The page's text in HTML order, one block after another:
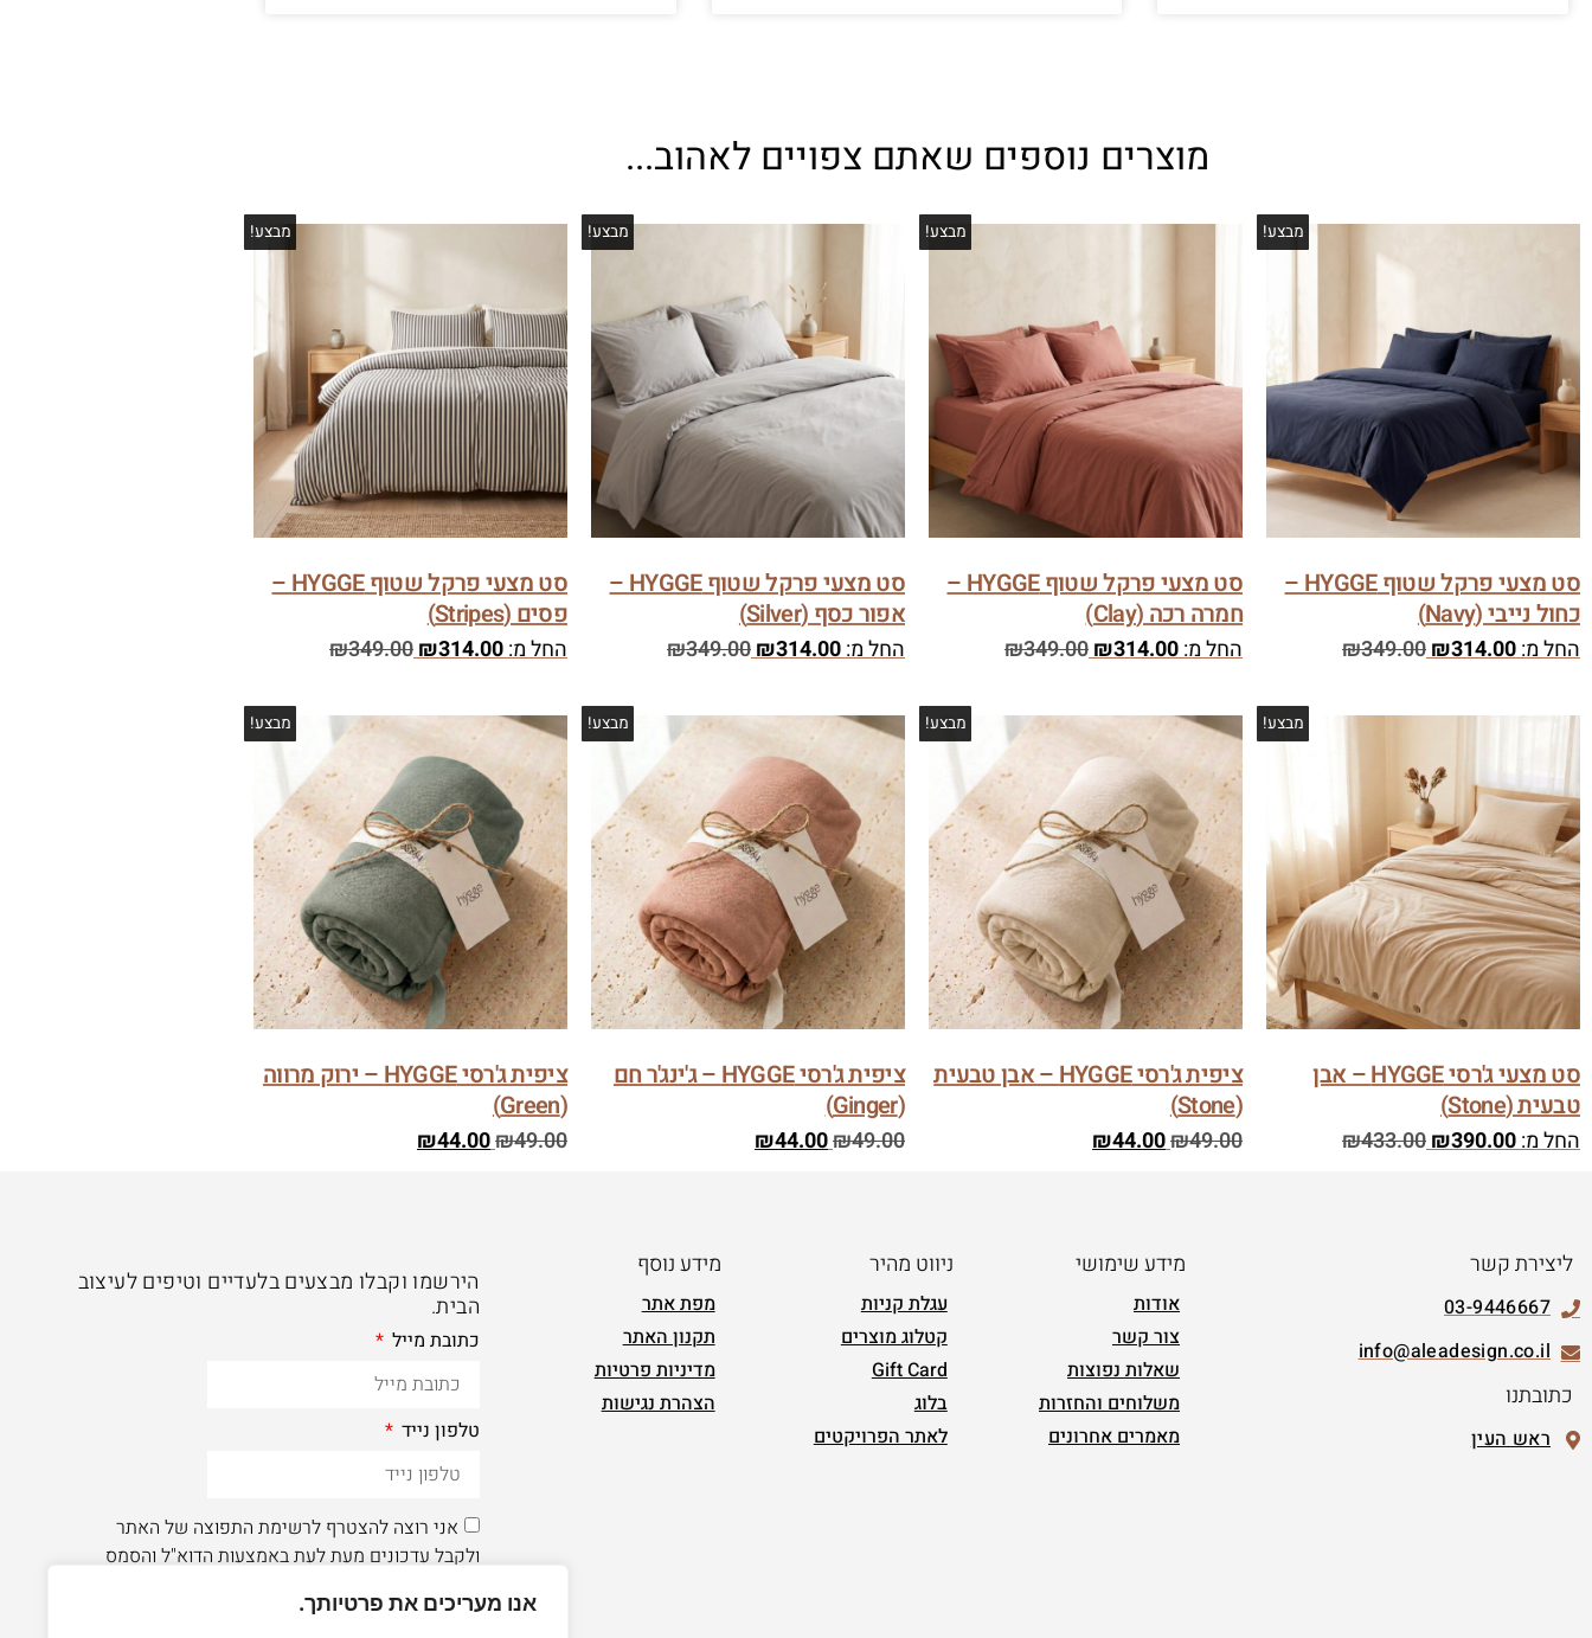
אנו מעריכים את פרטיותך.
מוצרים נוספים שאתם צפויים לאהוב...
מבצע!
סט מצעי פרקל שטוף HYGGE –
כחול נייבי (Navy)
החל מ: ₪314.00
₪349.00
מבצע!
סט מצעי פרקל שטוף HYGGE –
חמרה רכה (Clay)
החל מ: ₪314.00
₪349.00
מבצע!
סט מצעי פרקל שטוף HYGGE –
אפור כסף (Silver)
החל מ: ₪314.00
₪349.00
מבצע!
סט מצעי פרקל שטוף HYGGE –
פסים (Stripes)
החל מ: ₪314.00
₪349.00
מבצע!
סט מצעי ג'רסי HYGGE – אבן
טבעית (Stone)
החל מ: ₪390.00
₪433.00
מבצע!
ציפית ג'רסי HYGGE – אבן טבעית
(Stone)
₪49.00
₪44.00
מבצע!
ציפית ג'רסי HYGGE – ג'ינג'ר חם
(Ginger)
₪49.00
₪44.00
מבצע!
ציפית ג'רסי HYGGE – ירוק מרווה
(Green)
₪49.00
₪44.00
ליצירת קשר
03-9446667
info@aleadesign.co.il
כתובתנו
ראש העין
מידע שימושי
אודות
צור קשר
שאלות נפוצות
משלוחים והחזרות
מאמרים אחרונים
ניווט מהיר
עגלת קניות
קטלוג מוצרים
Gift Card
בלוג
לאתר הפרויקטים
מידע נוסף
מפת אתר
תקנון האתר
מדיניות פרטיות
הצהרת נגישות
הירשמו וקבלו מבצעים בלעדיים וטיפים לעיצוב
הבית.
כתובת מייל
טלפון נייד
אני רוצה להצטרף לרשימת התפוצה של האתר
ולקבל עדכונים מעת לעת באמצעות הדוא"ל והסמס
הרשמה